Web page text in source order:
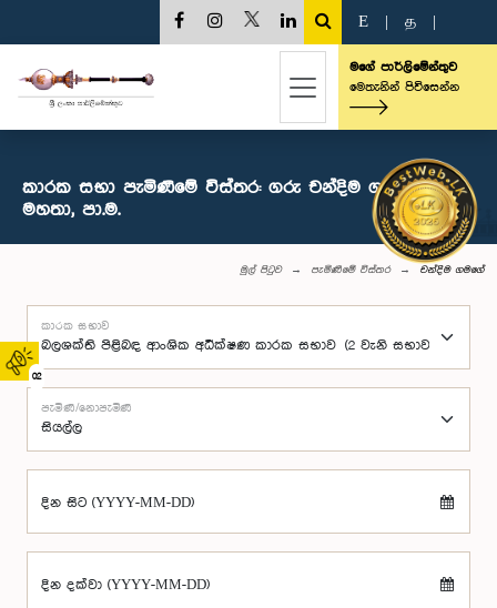
02
E த
මගේ පාර්ලිමේන්තුව
මෙතැනින් පිවිසෙන්න
කාරක සභා පැමිණීමේ විස්තර: ගරු චන්දිම ගමගේ
මහතා, පා.ම.
මුල් පිටුව පැමිණීමේ විස්තර චන්දිම ගමගේ
කාරක සභාව
පැමිණි/නොපැමිණි
දින සිට (YYYY-MM-DD)
දින දක්වා (YYYY-MM-DD)